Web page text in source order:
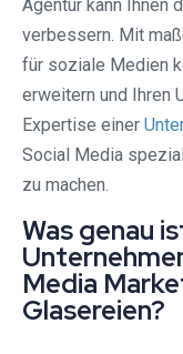
Agentur kann Ihnen
verbessern. Mit
für soziale Medien
erweitern und Ihren
Expertise einer
Social Media
zu machen.
Was genau
Media
Glasereien?